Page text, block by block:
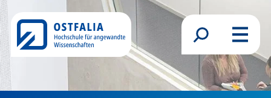
Direkt zum Inhalt
Suchformular
Menü